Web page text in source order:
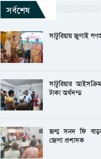
সর্বশেষ
সাটুরিয়ায় জুলাই
সাটুরিয়ার
টাকা অর্থদন্ড
জন্ম সনদ ফি
জেলা প্রশাসক